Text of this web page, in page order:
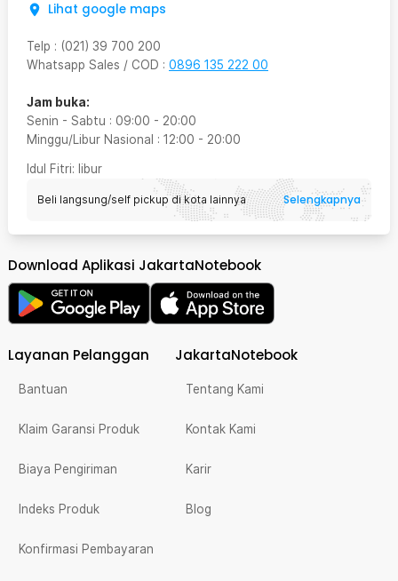
Lihat google maps
Telp : (021) 39 700 200
Whatsapp Sales / COD : 0896 135 222 00
Jam buka:
Senin - Sabtu : 09:00 - 20:00
Minggu/Libur Nasional : 12:00 - 20:00
Idul Fitri: libur
Beli langsung/self pickup di kota lainnya Selengkapnya
Download Aplikasi JakartaNotebook
Layanan Pelanggan
Bantuan
Klaim Garansi Produk
Biaya Pengiriman
Indeks Produk
Konfirmasi Pembayaran
JakartaNotebook
Tentang Kami
Kontak Kami
Karir
Blog